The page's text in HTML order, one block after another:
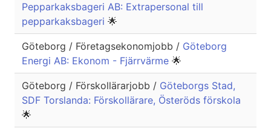
Pepparkaksbageri AB: Extrapersonal till
pepparkaksbageri 🌟
Göteborg / Företagsekonomjobb / Göteborg
Energi AB: Ekonom - Fjärrvärme 🌟
Göteborg / Förskollärarjobb / Göteborgs Stad,
SDF Torslanda: Förskollärare, Österöds förskola
🌟